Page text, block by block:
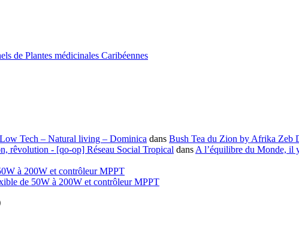
de Plantes médicinales Caribéennes
Tech – Natural living – Dominica dans Bush Tea du Zion by Afrika Zeb
rêvolution - [qo-op] Réseau Social Tropical dans A l’équilibre du Monde, il
à 200W et contrôleur MPPT
de 50W à 200W et contrôleur MPPT